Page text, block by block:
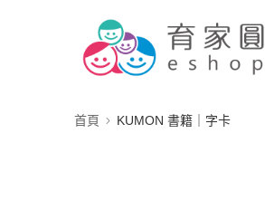
首頁 KUMON 書籍｜字卡